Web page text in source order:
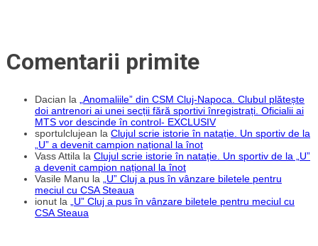
Comentarii primite
Dacian la „Anomaliile” din CSM Cluj-Napoca. Clubul plătește
doi antrenori ai unei secții fără sportivi înregistrați. Oficialii ai
MTS vor descinde în control- EXCLUSIV
sportulclujean la Clujul scrie istorie în natație. Un sportiv de la
„U” a devenit campion național la înot
Vass Attila la Clujul scrie istorie în natație. Un sportiv de la „U”
a devenit campion național la înot
Vasile Manu la „U” Cluj a pus în vânzare biletele pentru
meciul cu CSA Steaua
ionut la „U” Cluj a pus în vânzare biletele pentru meciul cu
CSA Steaua